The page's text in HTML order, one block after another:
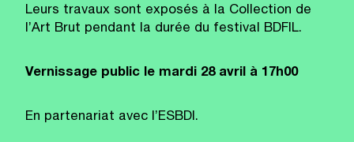
Leurs travaux sont exposés à la Collection de
l’Art Brut pendant la durée du festival BDFIL.
Vernissage public le mardi 28 avril à 17h00
En partenariat avec l’ESBDI.